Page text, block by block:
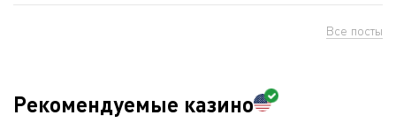
Все посты
Рекомендуемые казино